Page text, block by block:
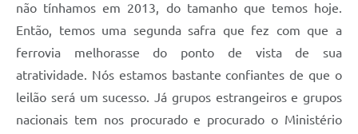
não tínhamos em 2013, do tamanho que temos hoje.
Então, temos uma segunda safra que fez com que a
ferrovia melhorasse do ponto de vista de sua
atratividade. Nós estamos bastante confiantes de que o
leilão será um sucesso. Já grupos estrangeiros e grupos
nacionais tem nos procurado e procurado o Ministério